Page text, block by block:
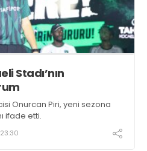
Stadı’nın
Onurcan Piri, yeni sezona
ifade etti.
23:30